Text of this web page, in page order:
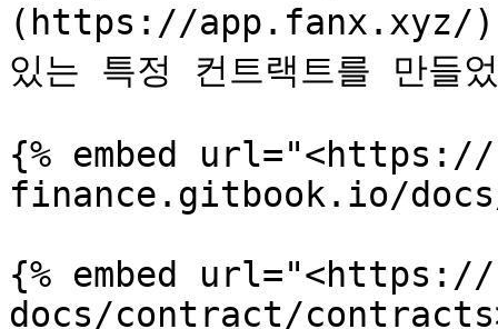
(https://app.fanx.xyz/)
있는 특정 컨트랙트를 만들
{% embed url="<https://
finance.gitbook.io/
{% embed
docs/contract/